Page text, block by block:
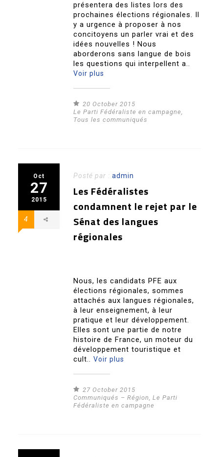
présentera des listes lors des
prochaines élections régionales. Il
y a urgence à proposer à nos
concitoyens un parler vrai et des
idées nouvelles ! Nous
aborderons sans langue de bois
les questions qui interpellent a..
Voir plus
20 October 2015
Le Parti Fédéraliste en campagne,
Tous les communiqués
Oct
27
2015
4
Posté par :admin
Les Fédéralistes
condamnent le rejet par le
Sénat des langues
régionales
Nous, les candidats PFE aux
élections régionales, sommes
attachés aux langues régionales,
à leur enseignement, à leur
pratique et leur développement.
Elles sont une partie de notre
histoire de France, un moteur du
développement touristique et
cult..Voir plus
27 October 2015
Communiqués – Région,Le Parti
Fédéraliste en campagne